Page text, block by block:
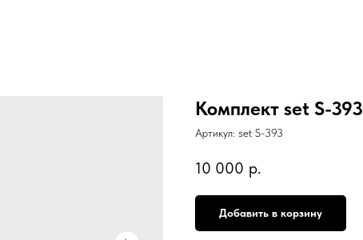
Комплект set S-393
Артикул: set S-393
10 000 р.
Добавить в корзину